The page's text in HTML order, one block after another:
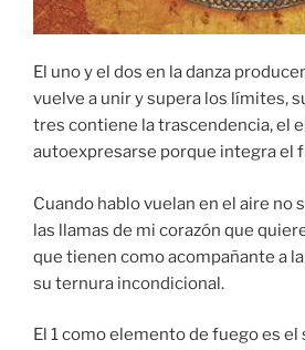
El uno y el dos en la danza
vuelve a unir y supera los límites,
tres contiene la trascendencia, el
autoexpresarse porque integra el
Cuando hablo vuelan en el aire no
las llamas de mi corazón que
que tienen como acompañante a
su ternura incondicional.
El 1 como elemento de fuego es el